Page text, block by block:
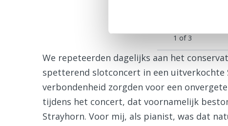
1 of 3
We repeteerden dagelijks aan het
spetterend slotconcert in een uitverkochte
verbondenheid zorgden voor een
tijdens het concert, dat voornamelijk
Strayhorn. Voor mij, als pianist, was dat